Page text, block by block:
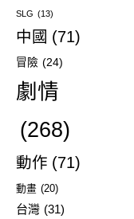
SLG (13)
中國 (71)
冒險 (24)
劇情
(268)
動作 (71)
動畫 (20)
台灣 (31)